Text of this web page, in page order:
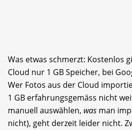
Was etwas schmerzt: Kostenlos
Cloud nur 1 GB Speicher, bei
Wer Fotos aus der Cloud
1 GB erfahrungsgemäss nicht
manuell auswählen, was man
nicht), geht derzeit leider nicht.